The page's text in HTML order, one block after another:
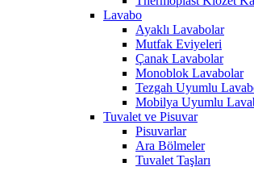
Lavabo
Ayaklı Lavabolar
Mutfak Eviyeleri
Çanak Lavabolar
Monoblok Lavabolar
Tezgah Uyumlu
Mobilya Uyumlu
Tuvalet ve Pisuvar
Pisuvarlar
Ara Bölmeler
Tuvalet Taşları